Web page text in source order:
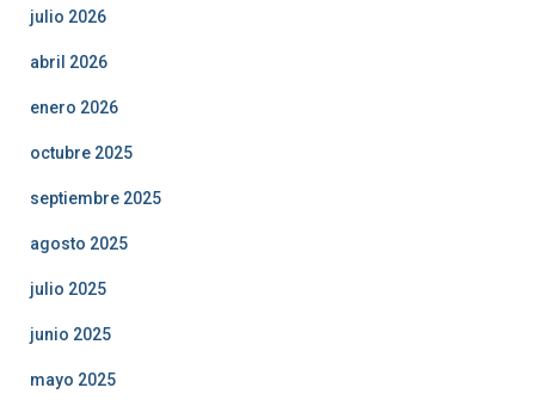
julio 2026
abril 2026
enero 2026
octubre 2025
septiembre 2025
agosto 2025
julio 2025
junio 2025
mayo 2025